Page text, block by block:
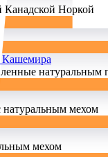
Канадской Норкой
Кашемира
натуральным мехом
мехом